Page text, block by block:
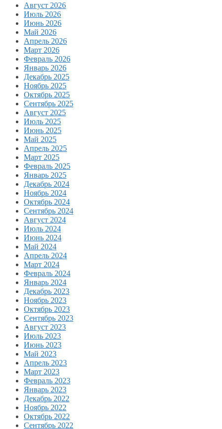
Август 2026
Июль 2026
Июнь 2026
Май 2026
Апрель 2026
Март 2026
Февраль 2026
Январь 2026
Декабрь 2025
Ноябрь 2025
Октябрь 2025
Сентябрь 2025
Август 2025
Июль 2025
Июнь 2025
Май 2025
Апрель 2025
Март 2025
Февраль 2025
Январь 2025
Декабрь 2024
Ноябрь 2024
Октябрь 2024
Сентябрь 2024
Август 2024
Июль 2024
Июнь 2024
Май 2024
Апрель 2024
Март 2024
Февраль 2024
Январь 2024
Декабрь 2023
Ноябрь 2023
Октябрь 2023
Сентябрь 2023
Август 2023
Июль 2023
Июнь 2023
Май 2023
Апрель 2023
Март 2023
Февраль 2023
Январь 2023
Декабрь 2022
Ноябрь 2022
Октябрь 2022
Сентябрь 2022